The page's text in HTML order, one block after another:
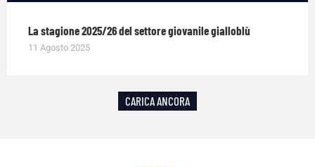
La stagione 2025/26 del settore giovanile gialloblù
11 Agosto 2025
CARICA ANCORA